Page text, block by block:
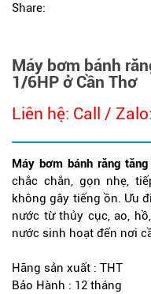
Share:
Máy bơm bánh
1/6HP ở Cần Thơ
Liên hệ: Call /
Máy bơm bánh răng
chắc chắn, gọn nhẹ,
không gây tiếng ồn. Ưu
nước từ thủy cục, ao,
nước sinh hoạt đến nơi
Hãng sản xuất : THT
Bảo Hành : 12 tháng